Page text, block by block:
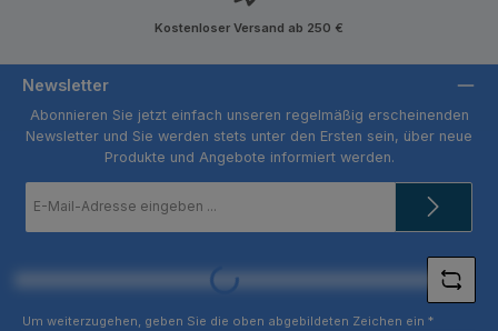
Kostenloser Versand ab 250 €
Newsletter
Abonnieren Sie jetzt einfach unseren regelmäßig erscheinenden
Newsletter und Sie werden stets unter den Ersten sein, über neue
Produkte und Angebote informiert werden.
Mail-
Loading...
Um weiterzugehen, geben Sie die oben abgebildeten Zeichen ein *